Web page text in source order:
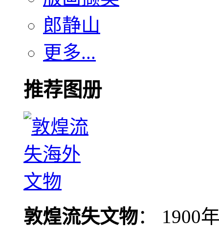
郎静山
更多...
推荐图册
敦煌流失文物： 1900